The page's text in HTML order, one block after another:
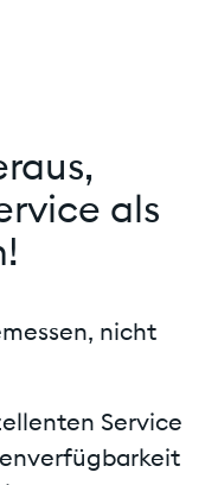
als
nicht
Service